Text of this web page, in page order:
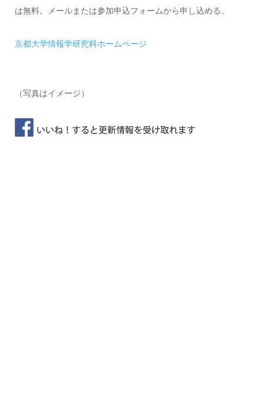
は無料。メールまたは参加申込フォームから申し込める。
京都大学情報学研究科ホームページ
（写真はイメージ）